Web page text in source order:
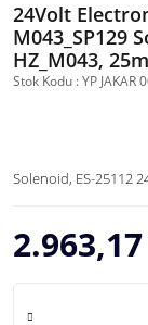
24Volt
M043_SP129
HZ_M043,
Stok Kodu : YP JAKAR
Solenoid, ES-25112